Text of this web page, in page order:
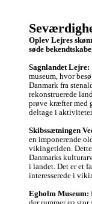
Oplev Lejres
søde
Sagnlandet Lejre:
museum, hvor
Danmark fra
rekonstruerede
prøve kræfter med
deltage i
Skibssætningen
en imponerende
vikingetiden.
Danmarks
i landet. Det er et
interesserede i
Egholm Museum: